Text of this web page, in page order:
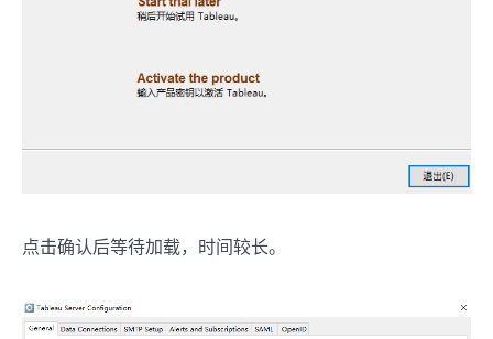
点击确认后等待加载，时间较长。